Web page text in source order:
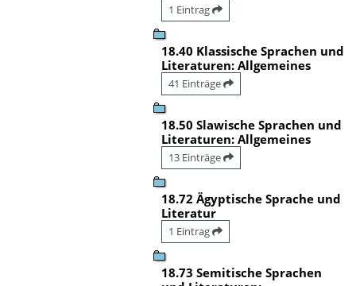
1 Eintrag
18.40 Klassische Sprachen und
Literaturen: Allgemeines
41 Einträge
18.50 Slawische Sprachen und
Literaturen: Allgemeines
13 Einträge
18.72 Ägyptische Sprache und
Literatur
1 Eintrag
18.73 Semitische Sprachen